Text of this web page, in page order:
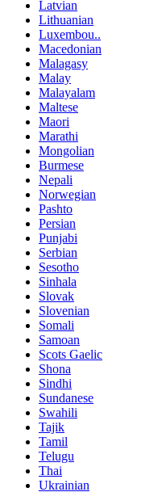
Latvian
Lithuanian
Luxembou..
Macedonian
Malagasy
Malay
Malayalam
Maltese
Maori
Marathi
Mongolian
Burmese
Nepali
Norwegian
Pashto
Persian
Punjabi
Serbian
Sesotho
Sinhala
Slovak
Slovenian
Somali
Samoan
Scots Gaelic
Shona
Sindhi
Sundanese
Swahili
Tajik
Tamil
Telugu
Thai
Ukrainian